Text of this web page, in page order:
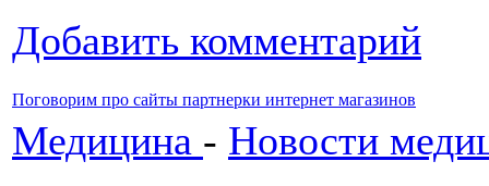
Добавить комментарий
Поговорим про сайты партнерки интернет магазинов
Медицина - Новости